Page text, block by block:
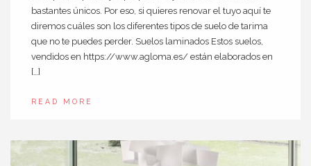
bastantes únicos. Por eso, si quieres renovar el tuyo aquí te
diremos cuáles son los diferentes tipos de suelo de tarima
que no te puedes perder. Suelos laminados Estos suelos,
vendidos en https://www.agloma.es/ están elaborados en
[…]
READ MORE